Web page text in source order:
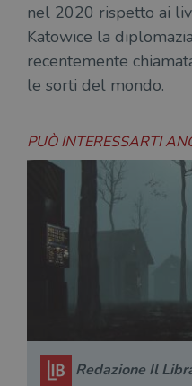
nel 2020 rispetto ai
Katowice la
recentemente
le sorti del mondo.
PUÒ INTERESSARTI
Redazione Il